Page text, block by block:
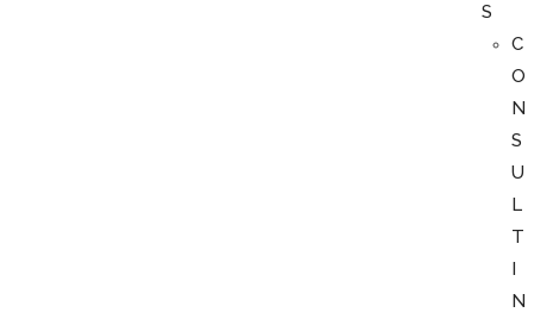
S
C
O
N
S
U
L
T
I
N